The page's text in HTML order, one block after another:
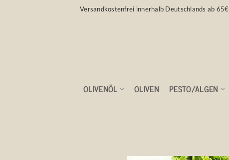
Zum
Versandkostenfrei innerhalb Deutschlands ab 65€
OLIVENÖL OLIVEN PESTO/ALGEN